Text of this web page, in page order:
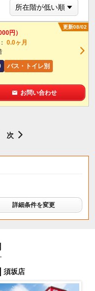
更新08/02
円）
0.0ヶ月
バス・トイレ別
お問い合わせ
次
詳細条件を変更
須坂店